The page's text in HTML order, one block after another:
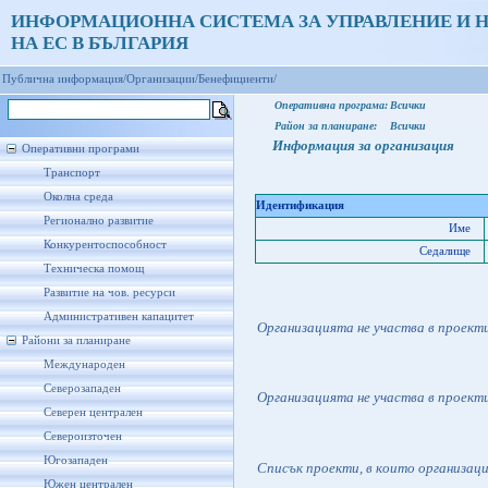
ИНФОРМАЦИОННА СИСТЕМА ЗА УПРАВЛЕНИЕ И
НА ЕС В БЪЛГАРИЯ
Публична информация/Организации/Бенефициенти/
Оперативни програми
Транспорт
Околна среда
Регионално развитие
Конкурентоспособност
Техническа помощ
Развитие на чов. ресурси
Административен капацитет
Райони за планиране
Международен
Северозападен
Северен централен
Североизточен
Югозападен
Южен централен
Оперативна програма: Всички
Район за планиране:
Всички
Информация за организация
Идентификация
Име
Седалище
Организацията не участва в
Организацията не участва в
Списък проекти, в които